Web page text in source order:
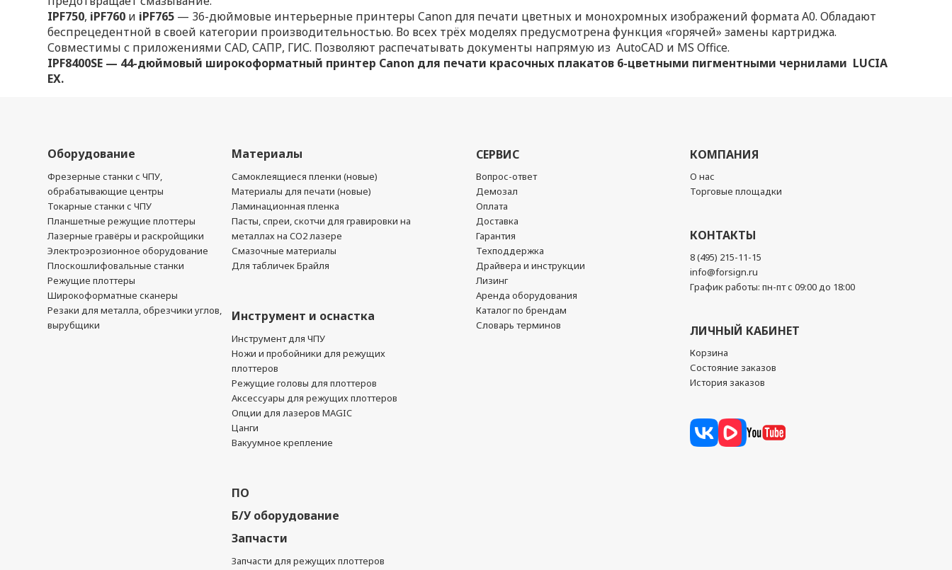
IPF750, iPF760 и iPF765 — 36-дюймовые интерьерные принтеры Canon для печати цветных и монохромных изображений формата А0. Обладают
беспрецедентной в своей категории производительностью. Во всех трёх моделях предусмотрена функция «горячей» замены картриджа.
Совместимы с приложениями CAD, САПР, ГИС. Позволяют распечатывать документы напрямую из AutoCAD и MS Office.
IPF8400SE — 44-дюймовый широкоформатный принтер Canon для печати красочных плакатов 6-цветными пигментными чернилами LUCIA
EX.
Оборудование
Фрезерные станки с ЧПУ,
обрабатывающие центры
Токарные станки с ЧПУ
Планшетные режущие плоттеры
Лазерные гравёры и раскройщики
Электроэрозионное оборудование
Плоскошлифовальные станки
Режущие плоттеры
Широкоформатные сканеры
Резаки для металла, обрезчики углов,
вырубщики
Материалы
Самоклеящиеся пленки (новые)
Материалы для печати (новые)
Ламинационная пленка
Пасты, спреи, скотчи для гравировки на
металлах на CO2 лазере
Смазочные материалы
Для табличек Брайля
Инструмент и оснастка
Инструмент для ЧПУ
Ножи и пробойники для режущих
плоттеров
Режущие головы для плоттеров
Аксессуары для режущих плоттеров
Опции для лазеров MAGIC
Цанги
Вакуумное крепление
ПО
Б/У оборудование
Запчасти
Запчасти для режущих плоттеров
СЕРВИС
Вопрос-ответ
Демозал
Оплата
Доставка
Гарантия
Техподдержка
Драйвера и инструкции
Лизинг
Аренда оборудования
Каталог по брендам
Словарь терминов
КОМПАНИЯ
О нас
Торговые площадки
КОНТАКТЫ
8 (495) 215-11-15
info@forsign.ru
График работы: пн-пт с 09:00 до 18:00
ЛИЧНЫЙ КАБИНЕТ
Корзина
Состояние заказов
История заказов